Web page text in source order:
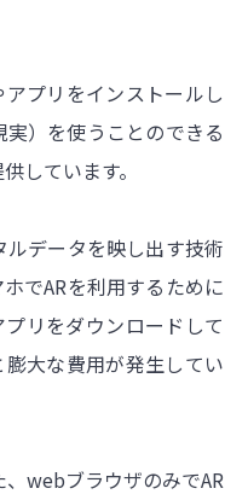
プリをインストールし
）を使うことのできる
しています。
データを映し出す技術
でARを利用するために
リをダウンロードして
大な費用が発生してい
webブラウザのみでAR